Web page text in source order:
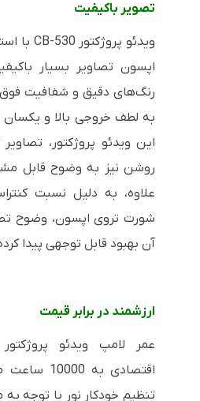
تصویر باکیفیت
ویدئو پروژکتورCB-530 با
اپسون تصاویر بسیار
رنگ‌های دقیق و شفافیت فوق
به لطف خروجی بالا و
این ویدئو پروژکتور،
روشن نیز به وضوح قابل
علاوه، به دلیل نسبت
شورت تروی اپسون، وضوح
آن بهبود قابل توجهی پیدا
ارزشمند در برابر قیمت
عمر لامپ ویدئو
اقتصادی
تنظیم خودکار نور با توجه